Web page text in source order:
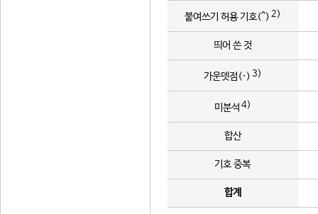
붙여쓰기 허용 기호(^) 2)
띄어 쓴 것
가운뎃점(·) 3)
미분석 4)
합산
기호 중복
합계